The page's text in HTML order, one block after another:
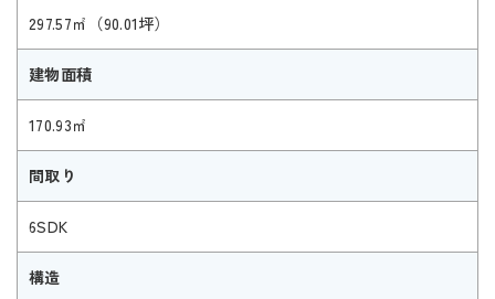
297.57㎡（90.01坪）
建物面積
170.93㎡
間取り
6SDK
構造